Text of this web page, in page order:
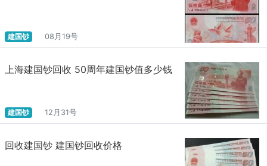
建国钞 08月19号
上海建国钞回收 50周年建国钞值多少钱
建国钞 12月31号
回收建国钞 建国钞回收价格